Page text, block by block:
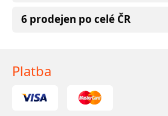
6 prodejen po celé ČR
Platba